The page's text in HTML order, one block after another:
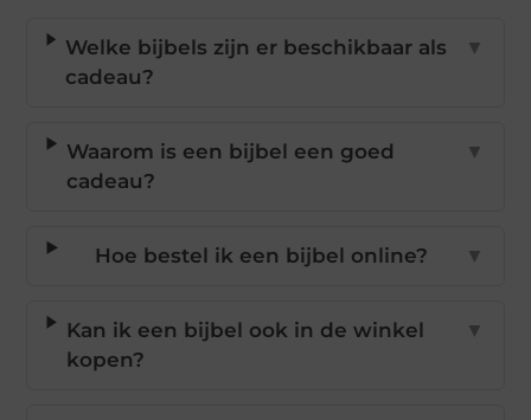
Welke bijbels zijn er beschikbaar als
cadeau?
▼
Waarom is een bijbel een goed
cadeau?
▼
Hoe bestel ik een bijbel online? ▼
Kan ik een bijbel ook in de winkel
kopen?
▼